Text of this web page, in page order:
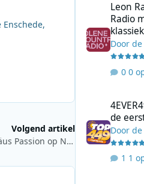
Volgend artikel
Luisteraars kiezen favoriete stukken uit de Matthäus Passion op NPO Radio 4
Leon
Radio
Door
0
de
Door
1